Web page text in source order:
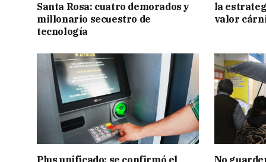
Santa Rosa: cuatro demorados y
millonario secuestro de
tecnología
la
valor
Plus unificado: se confirmó el
No